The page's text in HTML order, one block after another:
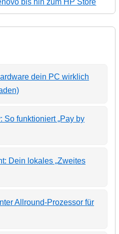
bis hin zum HP Store
dein PC wirklich
So funktioniert „Pay by
Dein lokales „Zweites
Allround-Prozessor für